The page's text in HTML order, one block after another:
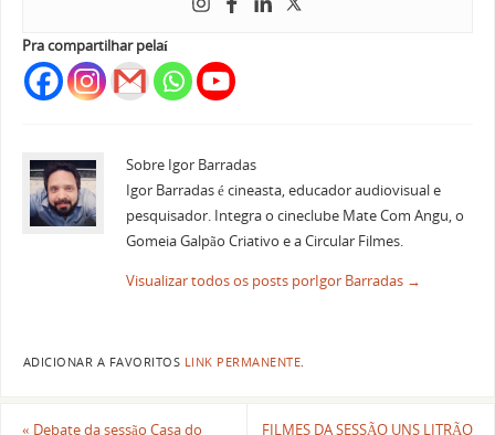
Pra compartilhar pelaí
Sobre Igor Barradas
Igor Barradas é cineasta, educador audiovisual e
pesquisador. Integra o cineclube Mate Com Angu, o
Gomeia Galpão Criativo e a Circular Filmes.
Visualizar todos os posts porIgor Barradas →
ADICIONAR A FAVORITOS LINK PERMANENTE.
« Debate da sessão Casa do FILMES DA SESSÃO UNS LITRÃO